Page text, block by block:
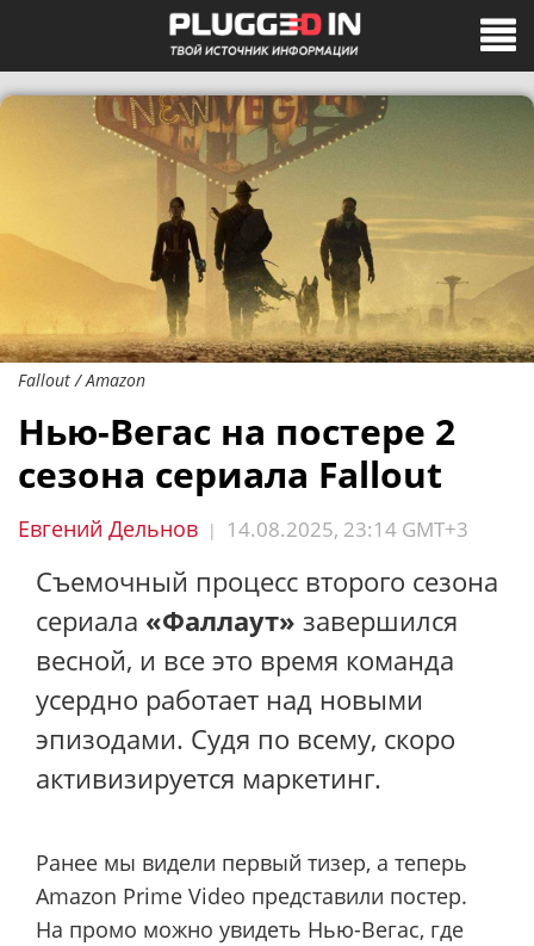
Fallout / Amazon
Нью-Вегас на постере 2
сезона сериала Fallout
Евгений Дельнов | 14.08.2025, 23:14 GMT+3
Съемочный процесс второго сезона
сериала «Фаллаут» завершился
весной, и все это время команда
усердно работает над новыми
эпизодами. Судя по всему, скоро
активизируется маркетинг.
Ранее мы видели первый тизер, а теперь
Amazon Prime Video представили постер.
На промо можно увидеть Нью-Вегас, где